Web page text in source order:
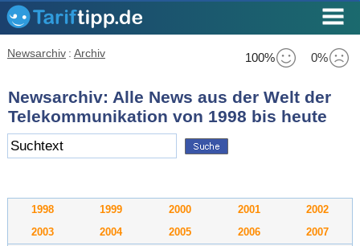
100% 0%
Newsarchiv : Archiv
Newsarchiv: Alle News aus der Welt der
Telekommunikation von 1998 bis heute
1998 1999 2000 2001
2002
2003
2004 2005 2006 2007